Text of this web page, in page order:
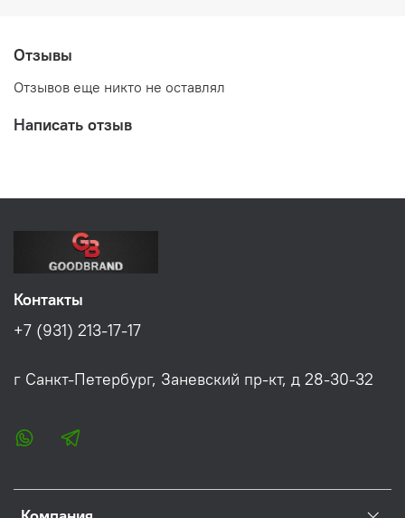
Отзывы
Отзывов еще никто не оставлял
Написать отзыв
Контакты
+7 (931) 213-17-17
г Санкт-Петербург, Заневский пр-кт, д 28-30-32